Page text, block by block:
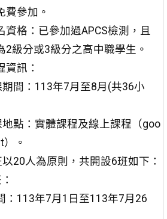
費參加。
資格：已參加過APCS檢測，且
2級分或3級分之高中職學生。
資訊：
間：113年7月至8月(共36小
地點：實體課程及線上課程（goo
。
20人為原則，共開設6班如下：
：113年7月1日至113年7月26